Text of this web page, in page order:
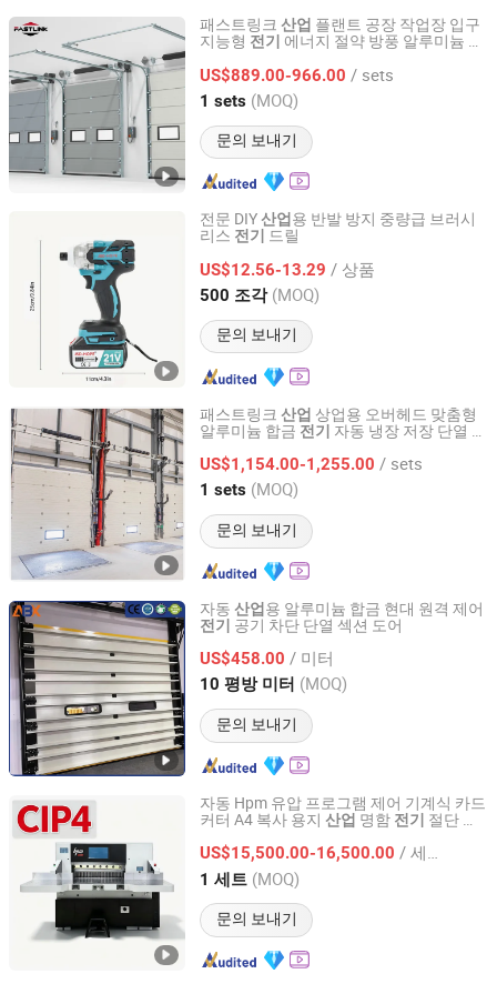
패스트링크 산업 플랜트 공장 작업장 입구
지능형 전기
에너지 절약 방풍 알루미늄 합
US$889.00-966.00 / sets
1 sets (MOQ)
문의 보내기
Shanghai Fastlink Door Co., Ltd.
Shanghai, China 이후 2025
전문 DIY 산업 용 반발 방지 중량급 브러시
리스 전기
드릴
US$12.56-13.29 / 상품
500 조각 (MOQ)
문의 보내기
Nantong Jiasida Electric Tools Co., Ltd.
Jiangsu, China 이후 2025
패스트링크 산업 상업용 오버헤드 맞춤형
알루미늄 합금 전기
자동 냉장 저장 단열 섹
US$1,154.00-1,255.00 / sets
1 sets (MOQ)
문의 보내기
Shanghai Fastlink Door Co., Ltd.
Shanghai, China 이후 2025
자동 산업 용 알루미늄 합금 현대 원격 제어
전기
공기 차단 단열 섹션 도어
US$458.00 / 미터
10 평방 미터 (MOQ)
문의 보내기
Jiangsu Anbixin Internet of Things Technology Co., LTD
Jiangsu, China 이후 2025
자동 Hpm 유압 프로그램 제어 기계식 카드
커터 A4 복사 용지 산업 명함 전기
절단 라
US$15,500.00-16,500.00 / 세트
1 세트 (MOQ)
문의 보내기
Zhejiang Huayue Packing Machinery Co., Ltd.
Zhejiang, China 이후 2009